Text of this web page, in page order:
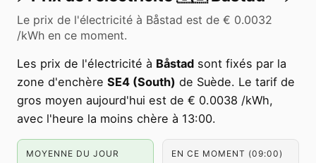
Le prix de l'électricité à Båstad est de € 0.0032
/kWh en ce moment.
Les prix de l'électricité à Båstad sont fixés par la
zone d'enchère SE4 (South) de Suède. Le tarif de
gros moyen aujourd'hui est de € 0.0038 /kWh,
avec l'heure la moins chère à 13:00.
MOYENNE DU JOUR EN CE MOMENT (09:00)